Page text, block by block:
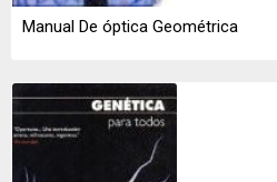
Manual De óptica Geométrica